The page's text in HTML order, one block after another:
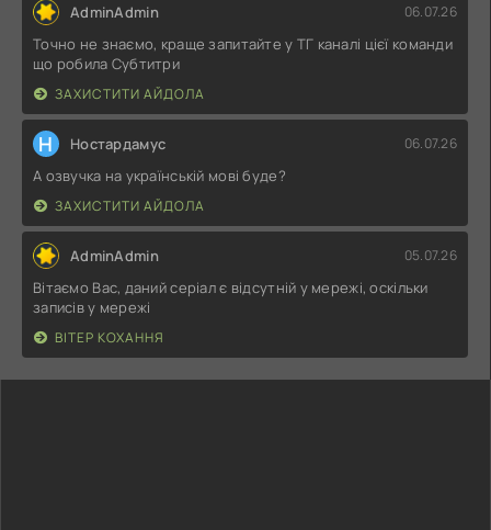
AdminAdmin 06.07.26
Точно не знаємо, краще запитайте у ТГ каналі цієї команди
що робила Субтитри
ЗАХИСТИТИ АЙДОЛА
Н Ностардамус 06.07.26
А озвучка на українській мові буде?
ЗАХИСТИТИ АЙДОЛА
AdminAdmin 05.07.26
Вітаємо Вас, даний серіал є відсутній у мережі, оскільки
записів у мережі
ВІТЕР КОХАННЯ